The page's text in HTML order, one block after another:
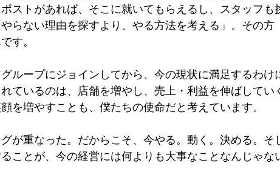
ストがあれば、そこに就いてもらえるし、スタッフも
らない理由を探すより、やる方法を考える」。その方
す。
ループにジョインしてから、今の現状に満足するわけ
ているのは、店舗を増やし、売上・利益を伸ばしてい
を増やすことも、僕たちの使命だと考えています。
が重なった。だからこそ、今やる。動く。決める。そ
ことが、今の経営には何よりも大事なことなんじゃな